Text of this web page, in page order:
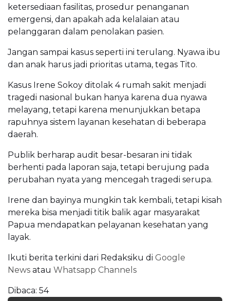
ketersediaan fasilitas, prosedur penanganan
emergensi, dan apakah ada kelalaian atau
pelanggaran dalam penolakan pasien.
Jangan sampai kasus seperti ini terulang. Nyawa ibu
dan anak harus jadi prioritas utama, tegas Tito.
Kasus Irene Sokoy ditolak 4 rumah sakit menjadi
tragedi nasional bukan hanya karena dua nyawa
melayang, tetapi karena menunjukkan betapa
rapuhnya sistem layanan kesehatan di beberapa
daerah.
Publik berharap audit besar-besaran ini tidak
berhenti pada laporan saja, tetapi berujung pada
perubahan nyata yang mencegah tragedi serupa.
Irene dan bayinya mungkin tak kembali, tetapi kisah
mereka bisa menjadi titik balik agar masyarakat
Papua mendapatkan pelayanan kesehatan yang
layak.
Ikuti berita terkini dari Redaksiku di Google
News atau Whatsapp Channels
Dibaca: 54